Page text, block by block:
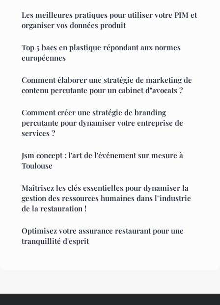
Les meilleures pratiques pour utiliser votre PIM et
organiser vos données produit
Top 5 bacs en plastique répondant aux normes
européennes
Comment élaborer une stratégie de marketing de
contenu percutante pour un cabinet d"avocats ?
Comment créer une stratégie de branding
percutante pour dynamiser votre entreprise de
services ?
Jsm concept : l'art de l'événement sur mesure à
Toulouse
Maîtrisez les clés essentielles pour dynamiser la
gestion des ressources humaines dans l"industrie
de la restauration !
Optimisez votre assurance restaurant pour une
tranquillité d'esprit